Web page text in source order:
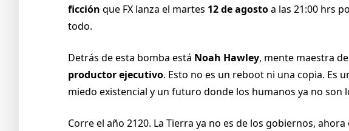
ficción que FX lanza el martes 12 de agostoa las 21:00 hrs
todo.
Detrás de esta bomba está Noah Hawley, mente maestra de
productor ejecutivo. Esto no es un reboot ni una copia. Es
miedo existencial y un futuro donde los humanos ya no son
Corre el año 2120. La Tierra ya no es de los gobiernos,